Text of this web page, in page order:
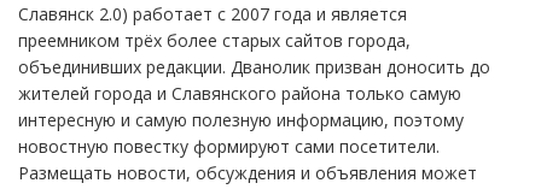
Славянск 2.0) работает с 2007 года и является
преемником трёх более старых сайтов города,
объединивших редакции. Дванолик призван доносить до
жителей города и Славянского района только самую
интересную и самую полезную информацию, поэтому
новостную повестку формируют сами посетители.
Размещать новости, обсуждения и объявления может